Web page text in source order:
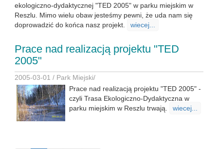
ekologiczno-dydaktycznej "TED 2005" w parku miejskim w
Reszlu. Mimo wielu obaw jesteśmy pewni, że uda nam się
doprowadzić do końca nasz projekt.
wiecej...
Prace nad realizacją projektu "TED
2005"
2005-03-01 / Park Miejski/
Prace nad realizacją projektu "TED 2005" -
czyli Trasa Ekologiczno-Dydaktyczna w
parku miejskim w Reszlu trwają.
wiecej...